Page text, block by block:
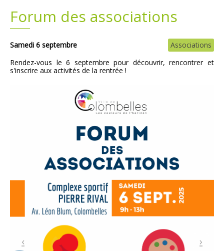
Forum des associations
Samedi 6 septembre
Associations
Rendez-vous le 6 septembre pour découvrir, rencontrer et
s'inscrire aux activités de la rentrée !
Plans
Demandes légales
Emploi
Grands projets